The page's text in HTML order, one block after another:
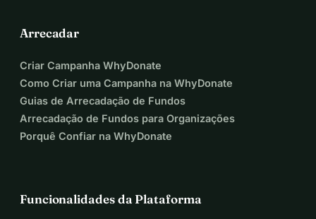
Arrecadar
Criar Campanha WhyDonate
Como Criar uma Campanha na WhyDonate
Guias de Arrecadação de Fundos
Arrecadação de Fundos para Organizações
Porquê Confiar na WhyDonate
Funcionalidades da Plataforma